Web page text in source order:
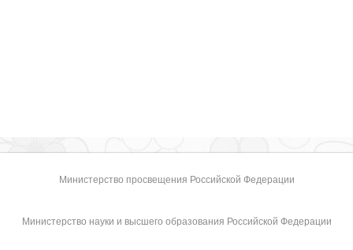
Министерство просвещения Российской Федерации
Министерство науки и высшего образования Российской Федерации